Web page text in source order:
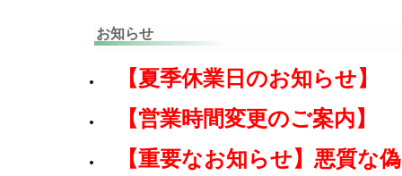
お知らせ
【夏季休業日のお知らせ】
【営業時間変更のご案内】
【重要なお知らせ】悪質な